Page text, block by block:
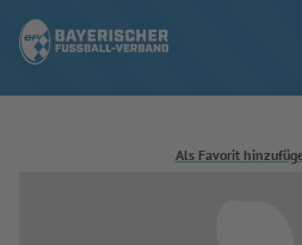
Als Favorit